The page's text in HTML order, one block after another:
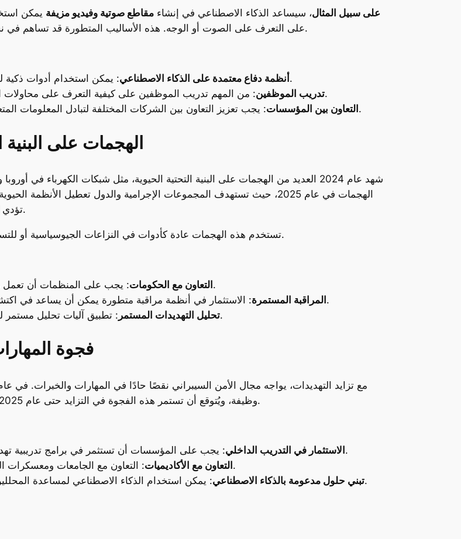
على سبيل المثال، سيساعد الذكاء الاصطناعي في إنشاء مقاطع صوتية وفيديو مزيفة يمكن
على التعرف على الصوت أو الوجه. هذه الأساليب المتطورة قد تساهم في نشر معلومات مضللة أو التلاعب بالبيانات بشكل غير قابل للكشف.
أنظمة دفاع معتمدة على الذكاء الاصطناعي: يمكن استخدام أدوات ذكية لمراقبة الشبكات والكشف عن التهديدات في الوقت الفعلي.
تدريب الموظفين: من المهم تدريب الموظفين على كيفية التعرف على محاولات التصيد الاحتيالي، خصوصًا تلك المدعومة بالذكاء الاصطناعي.
التعاون بين المؤسسات: يجب تعزيز التعاون بين الشركات المختلفة لتبادل المعلومات المتعلقة بالتهديدات الجديدة وتطوير استراتيجيات دفاع مشتركة.
الهجمات على البنية
شهد عام 2024 العديد من الهجمات على البنية التحتية الحيوية، مثل شبكات الكهرباء
الهجمات في عام 2025، حيث تستهدف المجموعات الإجرامية والدول تعطيل
تؤدي إلى فوضى كبيرة بسبب تأثيراتها المدمرة على القطاعات الحيوية.
تستخدم هذه الهجمات عادة كأدوات في النزاعات الجيوسياسية أو للتسبب في اضطرابات داخلية، وهو ما يزيد من تعقيد الدفاعات ضدها.
التعاون مع الحكومات: يجب على المنظمات أن تعمل مع وكالات حكومية لتحديد الثغرات الأمنية ومعالجتها بسرعة.
المراقبة المستمرة: الاستثمار في أنظمة مراقبة متطورة يمكن أن يساعد في اكتشاف التهديدات في الوقت الفعلي قبل أن تتحول إلى أزمات.
تحليل التهديدات المستمر: تطبيق آليات تحليل مستمر للتهديدات بهدف الاستجابة الفعالة لوجود أي اختراق محتمل.
فجوة
وظيفة، ويُتوقع أن تستمر هذه الفجوة في التزايد حتى عام 2025. هذا النقص يعقد مهمة الدفاع ضد الهجمات الإلكترونية المتزايدة.
الاستثمار في التدريب الداخلي : يجب على المؤسسات أن تستثمر في برامج تدريبية تهدف إلى تطوير المهارات الداخلية لموظفي الأمن السيبراني.
التعاون مع الأكاديميات : التعاون مع الجامعات ومعسكرات البرمجة يمكن أن يساعد في جذب وتوظيف المواهب الشابة.
تبني حلول مدعومة بالذكاء الاصطناعي: يمكن استخدام الذكاء الاصطناعي لمساعدة المحللين في اكتشاف التهديدات دون الحاجة إلى تخصصات معقدة.